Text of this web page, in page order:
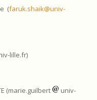
(faruk.shaik@univ-
lille.fr)
(marie.guilbert
univ-